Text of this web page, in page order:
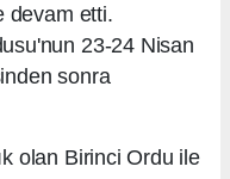
devam etti.
23-24 Nisan
sonra
olan Birinci Ordu ile